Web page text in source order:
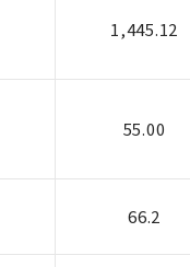
1,445.12
55.00
66.2